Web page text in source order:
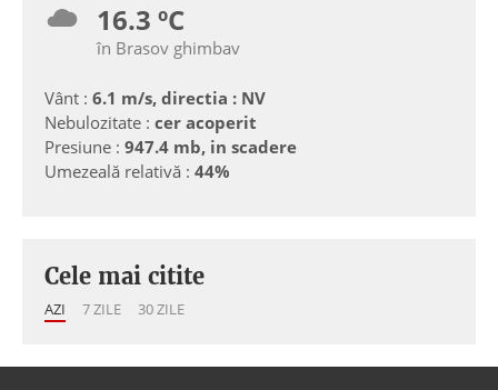
16.3 ºC
în Brasov ghimbav
Vânt : 6.1 m/s, directia : NV
Nebulozitate : cer acoperit
Presiune : 947.4 mb, in scadere
Umezeală relativă : 44%
Cele mai citite
AZI 7 ZILE 30 ZILE